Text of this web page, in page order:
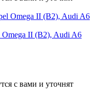
II (B2), Audi A6
с вами и уточнят